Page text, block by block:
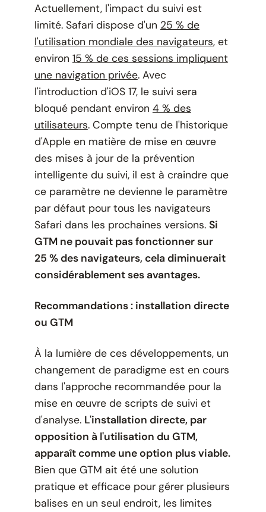
Actuellement, l'impact du suivi est
limité. Safari dispose d'un 25 % de
l'utilisation mondiale des navigateurs, et
environ 15 % de ces sessions impliquent
une navigation privée. Avec
l'introduction d'iOS 17, le suivi sera
bloqué pendant environ 4 % des
utilisateurs. Compte tenu de l'historique
d'Apple en matière de mise en œuvre
des mises à jour de la prévention
intelligente du suivi, il est à craindre que
ce paramètre ne devienne le paramètre
par défaut pour tous les navigateurs
Safari dans les prochaines versions. Si
GTM ne pouvait pas fonctionner sur
25 % des navigateurs, cela diminuerait
considérablement ses avantages.
Recommandations : installation directe
ou GTM
À la lumière de ces développements, un
changement de paradigme est en cours
dans l'approche recommandée pour la
mise en œuvre de scripts de suivi et
d'analyse. L'installation directe, par
opposition à l'utilisation du GTM,
apparaît comme une option plus viable.
Bien que GTM ait été une solution
pratique et efficace pour gérer plusieurs
balises en un seul endroit, les limites